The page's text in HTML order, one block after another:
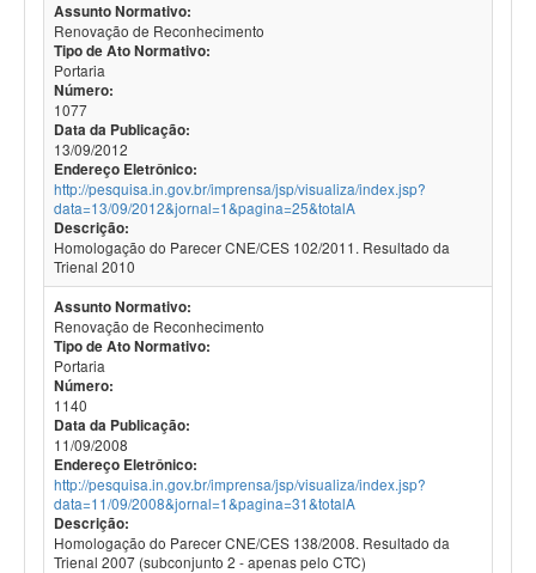
Assunto Normativo:
Renovação de Reconhecimento
Tipo de Ato Normativo:
Portaria
Número:
1077
Data da Publicação:
13/09/2012
Endereço Eletrônico:
http://pesquisa.in.gov.br/imprensa/jsp/visualiza/index.jsp?
data=13/09/2012&jornal=1&pagina=25&totalA
Descrição:
Homologação do Parecer CNE/CES 102/2011. Resultado da
Trienal 2010
Assunto Normativo:
Renovação de Reconhecimento
Tipo de Ato Normativo:
Portaria
Número:
1140
Data da Publicação:
11/09/2008
Endereço Eletrônico:
http://pesquisa.in.gov.br/imprensa/jsp/visualiza/index.jsp?
data=11/09/2008&jornal=1&pagina=31&totalA
Descrição:
Homologação do Parecer CNE/CES 138/2008. Resultado da
Trienal 2007 (subconjunto 2 - apenas pelo CTC)